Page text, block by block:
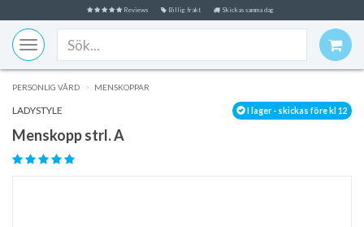
Reviews Billig frakt Skickas samma dag
Toggle
navigation
PERSONLIG VÅRD MENSKOPPAR
I lager - skickas före kl 12
LADYSTYLE
Menskopp strl. A